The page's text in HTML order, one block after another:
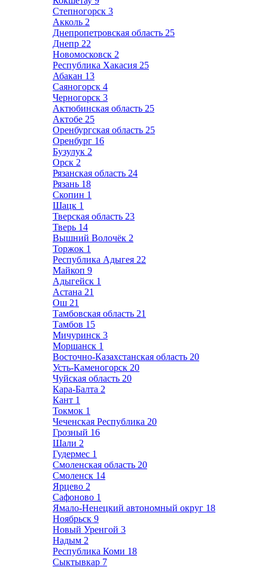
Степногорск 3
Акколь 2
Днепропетровская область 25
Днепр 22
Новомосковск 2
Республика Хакасия 25
Абакан 13
Саяногорск 4
Черногорск 3
Актюбинская область 25
Актобе 25
Оренбургская область 25
Оренбург 16
Бузулук 2
Орск 2
Рязанская область 24
Рязань 18
Скопин 1
Шацк 1
Тверская область 23
Тверь 14
Вышний Волочёк 2
Торжок 1
Республика Адыгея 22
Майкоп 9
Адыгейск 1
Астана 21
Ош 21
Тамбовская область 21
Тамбов 15
Мичуринск 3
Моршанск 1
Восточно-Казахстанская область 20
Усть-Каменогорск 20
Чуйская область 20
Кара-Балта 2
Кант 1
Токмок 1
Чеченская Республика 20
Грозный 16
Шали 2
Гудермес 1
Смоленская область 20
Смоленск 14
Ярцево 2
Сафоново 1
Ямало-Ненецкий автономный округ 18
Ноябрьск 9
Новый Уренгой 3
Надым 2
Республика Коми 18
Сыктывкар 7